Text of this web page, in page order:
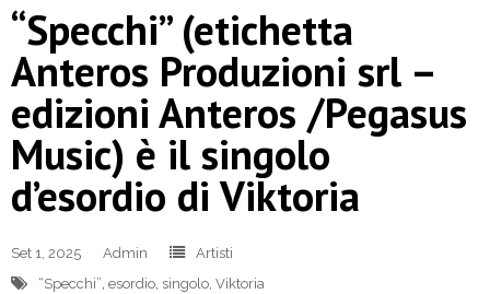
“Specchi” (etichetta
Anteros Produzioni srl –
edizioni Anteros /Pegasus
Music) è il singolo
d’esordio di Viktoria
Set 1, 2025 Admin
Artisti
“Specchi” esordio singolo Viktoria